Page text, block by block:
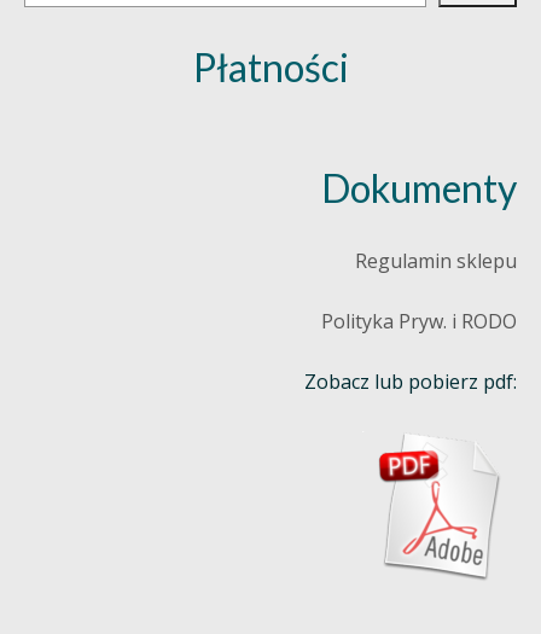
Płatności
Dokumenty
Regulamin sklepu
Polityka Pryw. i RODO
Zobacz lub pobierz pdf: